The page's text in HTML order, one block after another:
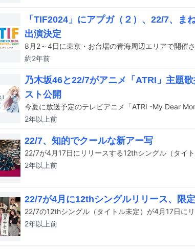
「TIF2024」にアプガ（２）、22/7、
出演決定
約2年前
乃木坂46と22/7がアニメ「ATRI」主題
スト公開
2年以上前
22/7、知的でクールな新アー写
22/7が4月17日にリリースする12thシングル（タイ
2年以上前
22/7が4月に12thシングルリリース、限
22/7の12thシングル（タイトル未定）が4月17日にリ
2年以上前